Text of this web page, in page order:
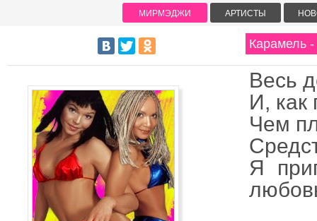
Карамель
Весь
И, как
Чем
Я
МИРМЭДЖИ АРТИСТЫ